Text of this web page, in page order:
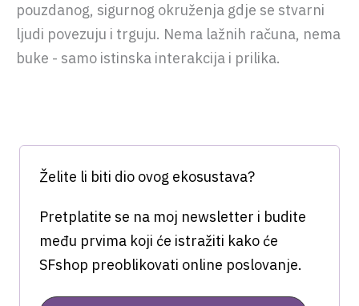
pouzdanog, sigurnog okruženja gdje se stvarni
ljudi povezuju i trguju. Nema lažnih računa, nema
buke - samo istinska interakcija i prilika.
Želite li biti dio ovog ekosustava?
Pretplatite se na moj newsletter i budite
među prvima koji će istražiti kako će
SFshop preoblikovati online poslovanje.